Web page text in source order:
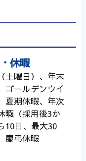
休暇
土曜日）、年末
ゴールデンウイ
夏期休暇、年次
暇（採用後3か
10日、最大30
慶弔休暇